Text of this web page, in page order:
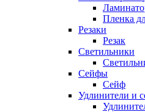
Пленка
Резаки
Резак
Светильники
Сейфы
Сейф
Удлинители и